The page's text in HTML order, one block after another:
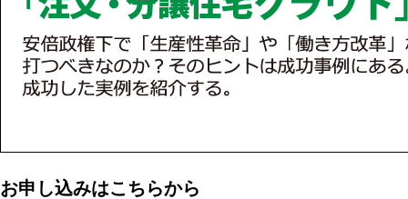
お申し込みはこちらから